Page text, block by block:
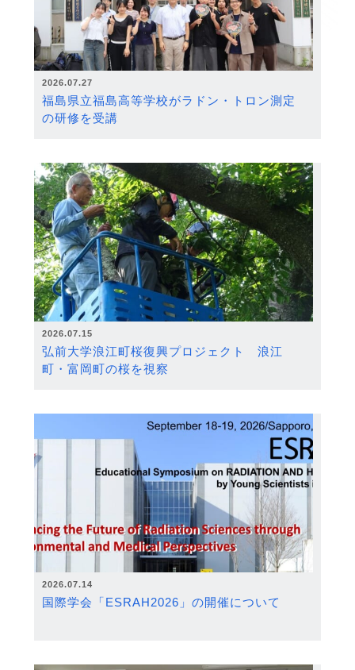
2026.07.27
福島県立福島高等学校がラドン・トロン測定
の研修を受講
2026.07.15
弘前大学浪江町桜復興プロジェクト 浪江
町・富岡町の桜を視察
2026.07.14
国際学会「ESRAH2026」の開催について